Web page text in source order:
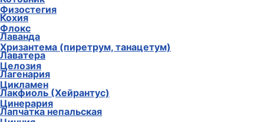
Физостегия
Флокс
Хризантема (пиретрум, танацетум)
Целозия
Цикламен
Цинерария
Кохия
Лаванда
Лаватера
Лагенария
Лакфиоль (Хейрантус)
Лапчатка непальская